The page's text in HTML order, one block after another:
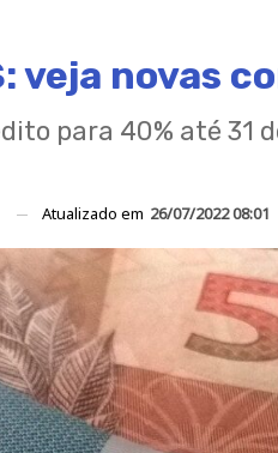
veja novas
para 40% até 31
Atualizado em 26/07/2022 08:01